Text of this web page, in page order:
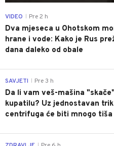
VIDEO Pre 2 h
Dva mjeseca u Ohotskom
hrane i vode: Kako je Rus
dana daleko od obale
SAVJETI Pre 3 h
Da li vam veš-mašina
kupatilu? Uz jednostavan trik
centrifuga će biti mnogo tiša